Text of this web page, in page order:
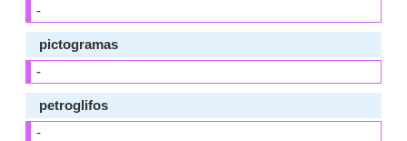
-
pictogramas
-
petroglifos
-